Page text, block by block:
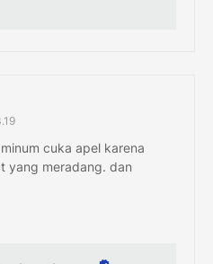
cuka apel karena
yang meradang. dan